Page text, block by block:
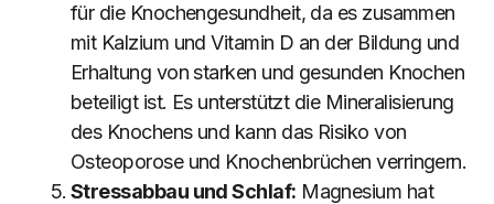
für die Knochengesundheit, da es zusammen
mit Kalzium und Vitamin D an der Bildung und
Erhaltung von starken und gesunden Knochen
beteiligt ist. Es unterstützt die Mineralisierung
des Knochens und kann das Risiko von
Osteoporose und Knochenbrüchen verringern.
Stressabbau und Schlaf: Magnesium hat